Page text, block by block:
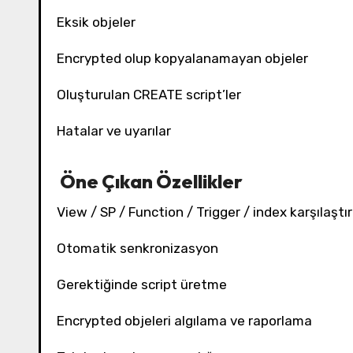
Eksik objeler
Encrypted olup kopyalanamayan objeler
Oluşturulan CREATE script’ler
Hatalar ve uyarılar
Öne Çıkan Özellikler
View / SP / Function / Trigger / index
Otomatik senkronizasyon
Gerektiğinde script üretme
Encrypted objeleri algılama ve raporlama